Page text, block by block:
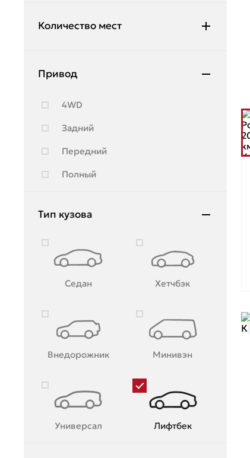
Количество мест
5
6
7
8
Привод
4WD
Задний
Передний
Полный
Тип кузова
Седан Хетчбэк
Внедорожник Минивэн
Универсал Лифтбек